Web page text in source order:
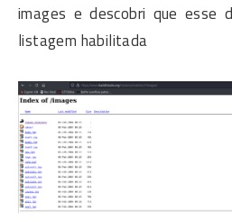
images e descobri que esse
listagem habilitada